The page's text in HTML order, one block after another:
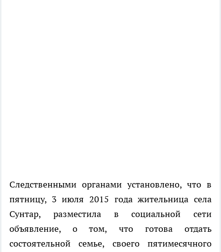
Следственными органами установлено, что в
пятницу, 3 июля 2015 года жительница села
Сунтар, разместила в социальной сети
объявление, о том, что готова отдать
состоятельной семье, своего пятимесячного